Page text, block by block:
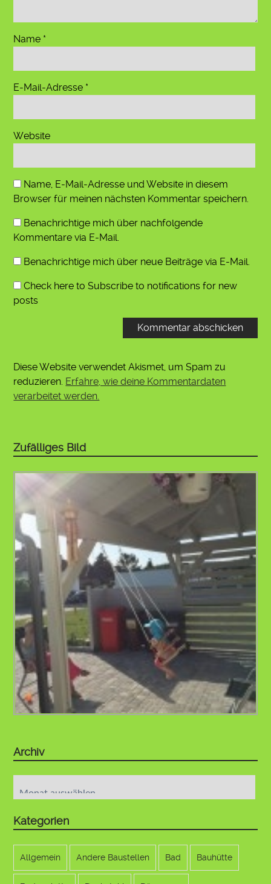
Name *
E-Mail-Adresse *
Website
Name, E-Mail-Adresse und Website in diesem
Browser für meinen nächsten Kommentar speichern.
Benachrichtige mich über nachfolgende
Kommentare via E-Mail.
Benachrichtige mich über neue Beiträge via E-Mail.
Check here to Subscribe to notifications for new
posts
Diese Website verwendet Akismet, um Spam zu
reduzieren. Erfahre, wie deine Kommentardaten
verarbeitet werden.
Zufälliges Bild
Archiv
Kategorien
Allgemein Andere Baustellen Bad Bauhütte